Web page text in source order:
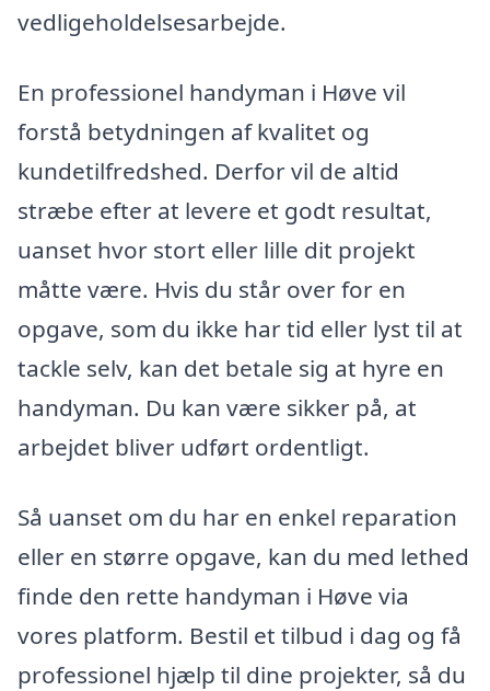
vedligeholdelsesarbejde.
En professionel handyman i Høve vil
forstå betydningen af kvalitet og
kundetilfredshed. Derfor vil de altid
stræbe efter at levere et godt resultat,
uanset hvor stort eller lille dit projekt
måtte være. Hvis du står over for en
opgave, som du ikke har tid eller lyst til at
tackle selv, kan det betale sig at hyre en
handyman. Du kan være sikker på, at
arbejdet bliver udført ordentligt.
Så uanset om du har en enkel reparation
eller en større opgave, kan du med lethed
finde den rette handyman i Høve via
vores platform. Bestil et tilbud i dag og få
professionel hjælp til dine projekter, så du